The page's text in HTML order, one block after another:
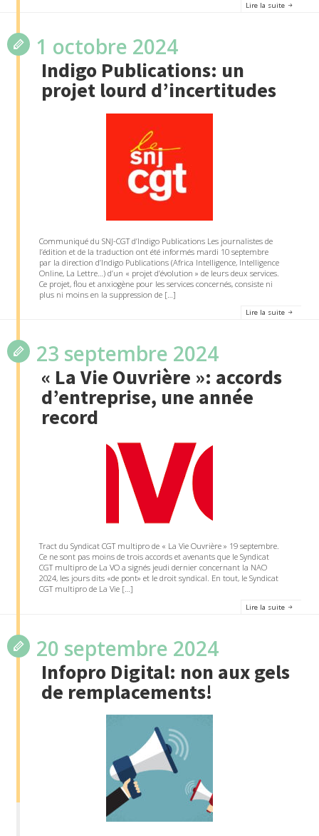
Lire la suite
1 octobre 2024
Indigo Publications: un
projet lourd d’incertitudes
Communiqué du SNJ-CGT d’Indigo Publications Les journalistes de
l’édition et de la traduction ont été informés mardi 10 septembre
par la direction d’Indigo Publications (Africa Intelligence, Intelligence
Online, La Lettre…) d’un « projet d’évolution » de leurs deux services.
Ce projet, flou et anxiogène pour les services concernés, consiste ni
plus ni moins en la suppression de […]
Lire la suite
23 septembre 2024
« La Vie Ouvrière »: accords
d’entreprise, une année
record
Tract du Syndicat CGT multipro de « La Vie Ouvrière » 19 septembre.
Ce ne sont pas moins de trois accords et avenants que le Syndicat
CGT multipro de La VO a signés jeudi dernier concernant la NAO
2024, les jours dits «de pont» et le droit syndical. En tout, le Syndicat
CGT multipro de La Vie […]
Lire la suite
20 septembre 2024
Infopro Digital: non aux gels
de remplacements!